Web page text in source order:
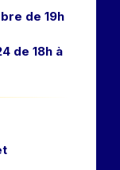
de 19h
de 18h à